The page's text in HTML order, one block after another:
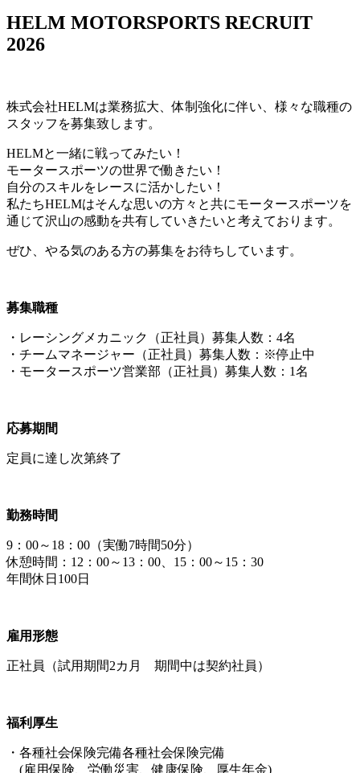
HELM MOTORSPORTS RECRUIT
2026
株式会社HELMは業務拡大、体制強化に伴い、様々な職種の
スタッフを募集致します。
HELMと一緒に戦ってみたい！
モータースポーツの世界で働きたい！
自分のスキルをレースに活かしたい！
私たちHELMはそんな思いの方々と共にモータースポーツを
通じて沢山の感動を共有していきたいと考えております。
ぜひ、やる気のある方の募集をお待ちしています。
募集職種
・レーシングメカニック（正社員）募集人数：4名
・チームマネージャー（正社員）募集人数：※停止中
・モータースポーツ営業部（正社員）募集人数：1名
応募期間
定員に達し次第終了
勤務時間
9：00～18：00（実働7時間50分）
休憩時間：12：00～13：00、15：00～15：30
年間休日100日
雇用形態
正社員（試用期間2カ月 期間中は契約社員）
福利厚生
・各種社会保険完備各種社会保険完備
(雇用保険、労働災害、健康保険、厚生年金)